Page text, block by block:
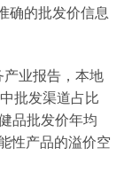
确的批发价信息
业报告，本地
批发渠道占比
品批发价年均
性产品的溢价空